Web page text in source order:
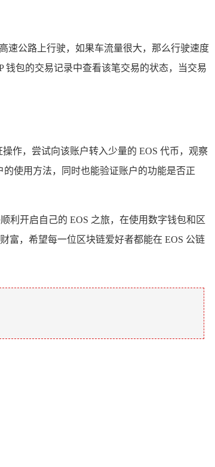
速公路上行驶，如果车流量很大，那么行驶速度
包的交易记录中查看该笔交易的状态，当交易
作，尝试向该账户转入少量的 EOS 代币，观察
使用方法，同时也能验证账户的功能是否正
利开启自己的 EOS 之旅，在使用数字钱包和区
富，希望每一位区块链爱好者都能在 EOS 公链